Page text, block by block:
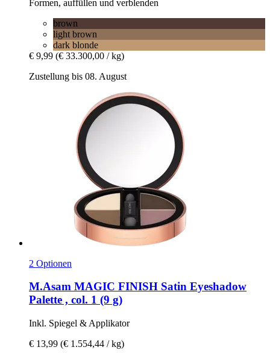
Formen, auffüllen und verblenden
brown
light brown
dark blonde
€ 9,99 (€ 33.300,00 / kg)
Zustellung bis 08. August
2 Optionen
M.Asam MAGIC FINISH Satin Eyeshadow
Palette , col. 1 (9 g)
Inkl. Spiegel & Applikator
€ 13,99 (€ 1.554,44 / kg)